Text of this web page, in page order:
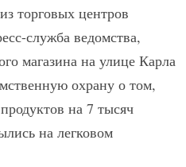
торговых центров
служба ведомства,
магазина на улице Карла
охрану о том,
на 7 тысяч
на легковом